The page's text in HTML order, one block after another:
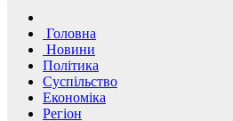
Головна
Новини
Політика
Суспільство
Економіка
Регіон